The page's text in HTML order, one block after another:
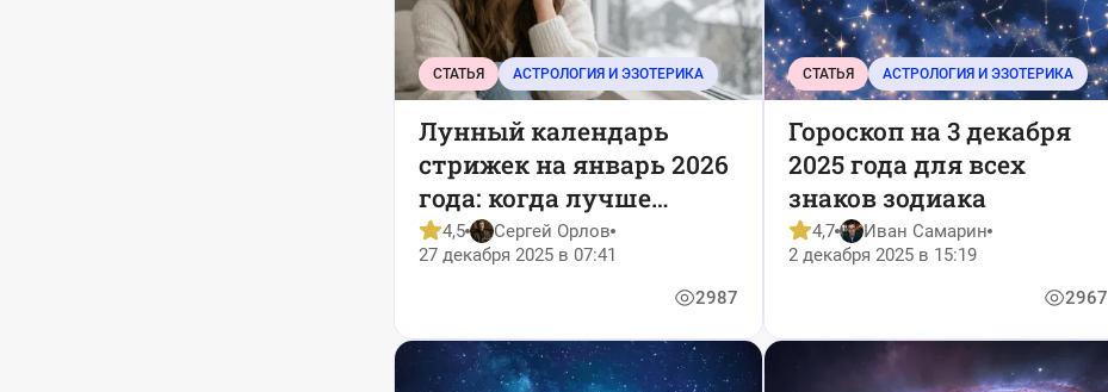
СТАТЬЯ АСТРОЛОГИЯ И ЭЗОТЕРИКА
Лунный календарь
стрижек на январь 2026
года: когда лучше
менять прическу, а
когда дать волосам
4,5
Сергей Орлов
27 декабря 2025 в 07:41
2987
СТАТЬЯ АСТРОЛОГИЯ И ЭЗОТЕРИКА
Гороскоп на 3 декабря
2025 года для всех
знаков зодиака
4,7
Иван Самарин
2 декабря 2025 в 15:19
2967